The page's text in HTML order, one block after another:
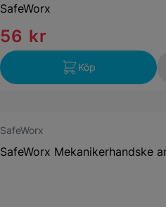
SafeWorx
56 kr
Köp
SafeWorx
SafeWorx Mekanikerhandske